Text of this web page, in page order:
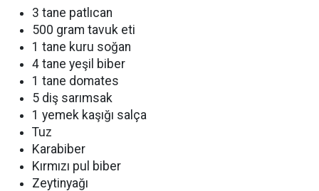
3 tane patlıcan
500 gram tavuk eti
1 tane kuru soğan
4 tane yeşil biber
1 tane domates
5 diş sarımsak
1 yemek kaşığı salça
Tuz
Karabiber
Kırmızı pul biber
Zeytinyağı